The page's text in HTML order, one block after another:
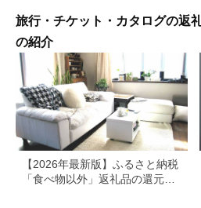
旅行・チケット・カタログの返
の紹介
【2026年最新版】ふるさと納税
「食べ物以外」返礼品の還元率